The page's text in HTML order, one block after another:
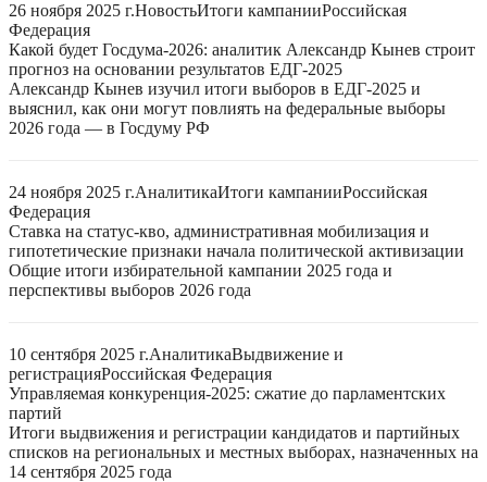
26 ноября 2025 г.НовостьИтоги кампанииРоссийская
Федерация
Какой будет Госдума-2026: аналитик Александр Кынев строит
прогноз на основании результатов ЕДГ-2025
Александр Кынев изучил итоги выборов в ЕДГ-2025 и
выяснил, как они могут повлиять на федеральные выборы
2026 года — в Госдуму РФ
24 ноября 2025 г.АналитикаИтоги кампанииРоссийская
Федерация
Ставка на статус-кво, административная мобилизация и
гипотетические признаки начала политической активизации
Общие итоги избирательной кампании 2025 года и
перспективы выборов 2026 года
10 сентября 2025 г.АналитикаВыдвижение и
регистрацияРоссийская Федерация
Управляемая конкуренция-2025: сжатие до парламентских
партий
Итоги выдвижения и регистрации кандидатов и партийных
списков на региональных и местных выборах, назначенных на
14 сентября 2025 года